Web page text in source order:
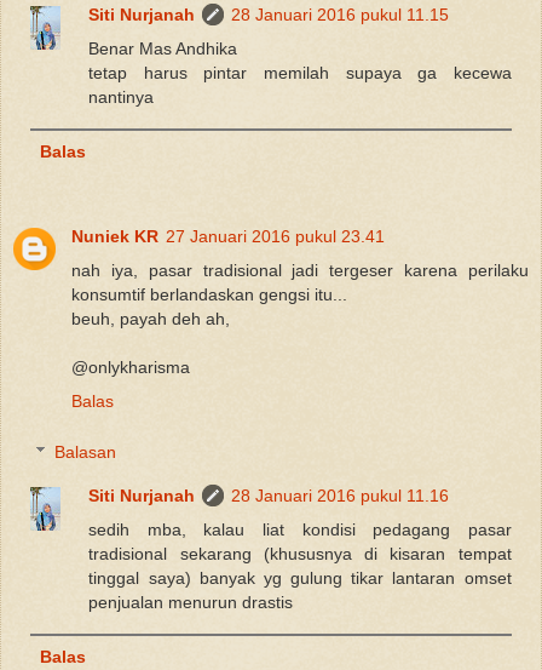
Siti Nurjanah
28 Januari 2016 pukul 11.15
Benar Mas Andhika
tetap harus pintar memilah supaya ga kecewa
nantinya
Balas
Nuniek KR 27 Januari 2016 pukul 23.41
nah iya, pasar tradisional jadi tergeser karena perilaku
konsumtif berlandaskan gengsi itu...
beuh, payah deh ah,
@onlykharisma
Balas
Balasan
Siti Nurjanah
28 Januari 2016 pukul 11.16
sedih mba, kalau liat kondisi pedagang pasar
tradisional sekarang (khususnya di kisaran tempat
tinggal saya) banyak yg gulung tikar lantaran omset
penjualan menurun drastis
Balas